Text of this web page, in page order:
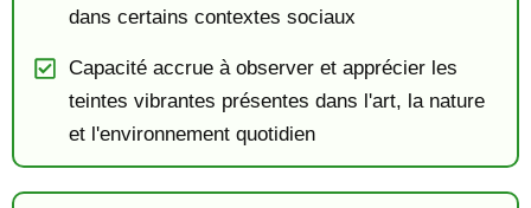
dans certains contextes sociaux
Capacité accrue à observer et apprécier les
teintes vibrantes présentes dans l'art, la nature
et l'environnement quotidien